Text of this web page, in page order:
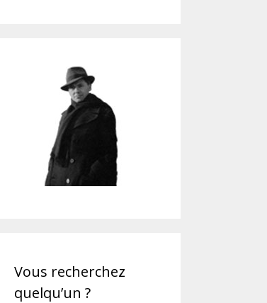
Vous recherchez
quelqu’un ?